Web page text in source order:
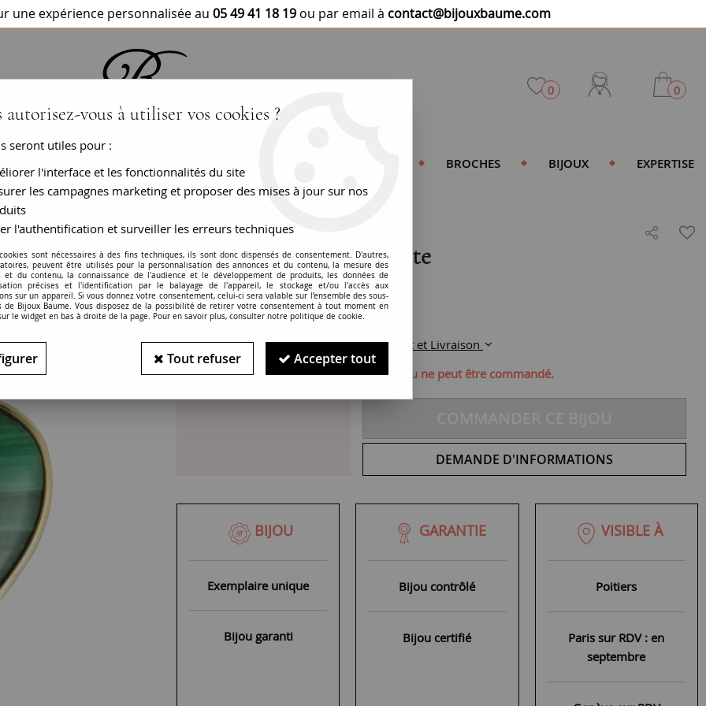
une expérience personnalisée au 05 49 41 18 19 ou par email à contact@bijouxbaume.com
0 0
BROCHES BIJOUX EXPERTISE
Pendentif coeur malachite
RÉF. : 18-226
BIJOU VENDU
En savoir plus
Garanties
Paiement et Livraison
Bijou indisponible : Pièce unique, ce bijou ne peut être commandé.
DEMANDE D'INFORMATIONS
BIJOU
Exemplaire unique
Bijou garanti
GARANTIE
Bijou contrôlé
Bijou certifié
VISIBLE À
Poitiers
Paris sur RDV : en
septembre
autorisez-vous à utiliser vos cookies ?
seront utiles pour :
l'interface et les fonctionnalités du site
les campagnes marketing et proposer des mises à jour sur nos
l'authentification et surveiller les erreurs techniques
sont nécessaires à des fins techniques, ils sont donc dispensés de consentement. D'autres,
peuvent être utilisés pour la personnalisation des annonces et du contenu, la mesure des
et du contenu, la connaissance de l'audience et le développement de produits, les données de
précises et l'identification par le balayage de l'appareil, le stockage et/ou l'accès aux
sur un appareil. Si vous donnez votre consentement, celui-ci sera valable sur l’ensemble des sous-
de Bijoux Baume. Vous disposez de la possibilité de retirer votre consentement à tout moment en
le widget en bas à droite de la page. Pour en savoir plus, consulter notre politique de cookie.
Tout refuser Accepter tout